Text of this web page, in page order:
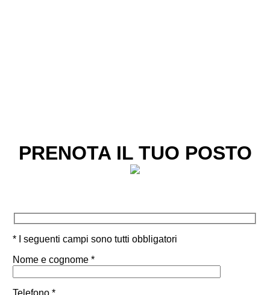
PRENOTA IL TUO POSTO
* I seguenti campi sono tutti obbligatori
Nome e cognome *